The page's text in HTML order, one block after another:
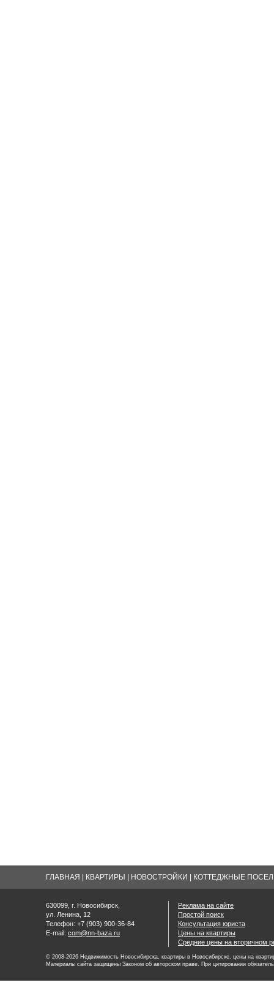
ГЛАВНАЯ КВАРТИРЫ НОВОСТРОЙКИ КОТТЕДЖНЫЕ
630099, г. Новосибирск,
ул. Ленина, 12
Телефон: +7 (903) 900-36-84
E-mail: com@nn-baza.ru
Реклама на сайте
Простой поиск
Консультация юриста
Цены на квартиры
Средние цены на вторичном
© 2008-2026 Недвижимость Новосибирска, квартиры в Новосибирске, цены на
Материалы сайта защищены Законом об авторском праве. При цитировании